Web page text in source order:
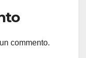
commento.